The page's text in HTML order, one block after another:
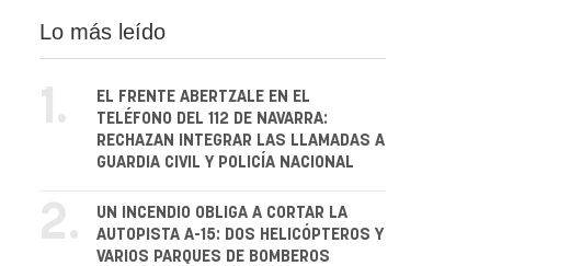
Lo más leído
1.
EL FRENTE ABERTZALE EN EL
TELÉFONO DEL 112 DE NAVARRA:
RECHAZAN INTEGRAR LAS LLAMADAS A
GUARDIA CIVIL Y POLICÍA NACIONAL
2.
UN INCENDIO OBLIGA A CORTAR LA
AUTOPISTA A-15: DOS HELICÓPTEROS Y
VARIOS PARQUES DE BOMBEROS